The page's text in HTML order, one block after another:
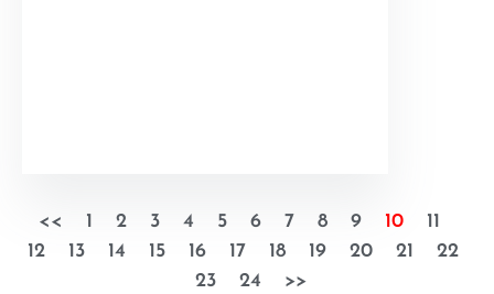
<< 1 2 3 4 5 6 7 8 9 10
11
12
13 14 15 16 17 18 19 20 21
22
23
24 >>